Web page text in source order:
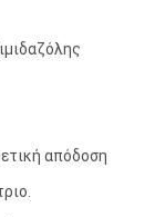
απόδοση